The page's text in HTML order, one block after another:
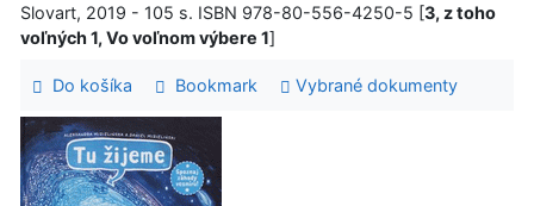
Slovart, 2019 - 105 s. ISBN 978-80-556-4250-5 [3, z toho
voľných 1, Vo voľnom výbere 1]
Do košíka Bookmark Vybrané dokumenty